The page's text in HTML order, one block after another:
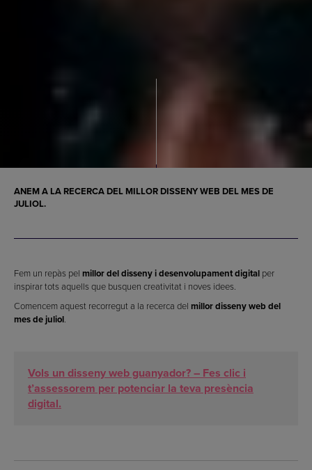
ANEM A LA RECERCA DEL MILLOR DISSENY WEB DEL MES DE
JULIOL.
Fem un repàs pel millor del disseny i desenvolupament digital per
inspirar tots aquells que busquen creativitat i noves idees.
Comencem aquest recorregut a la recerca del millor disseny web del
mes de juliol
Vols un disseny web guanyador? – Fes clic i
t’assessorem per potenciar la teva presència
digital.